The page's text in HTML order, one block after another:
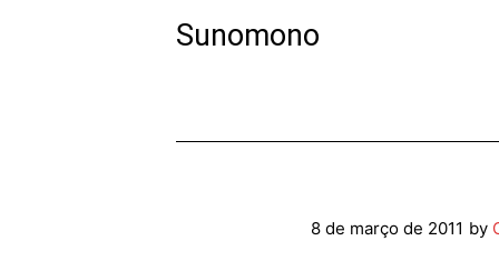
Sunomono
8 de março de 2011 by